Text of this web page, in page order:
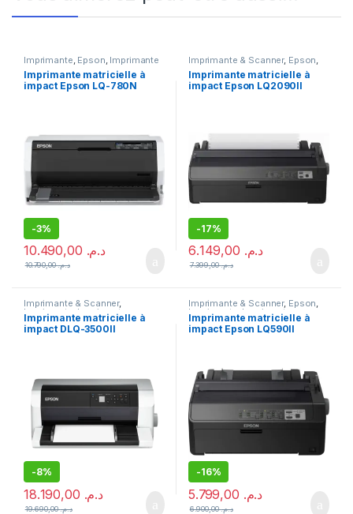
Imprimante Epson Imprimante
& Scanner Imprimante
matricielle,Meilleures ventes
Imprimante matricielle à
impact Epson LQ-780N
-3%
د.م.
د.م.10.790,00
Imprimante & Scanner, Epson
Imprimante Imprimante
matricielle
Imprimante matricielle à
impact Epson LQ2090II
-17%
د.م.
د.م.7.399,00
Imprimante & Scanner,
Imprimante, Imprimante
matricielle
Imprimante matricielle à
impact DLQ-3500II
-8%
د.م.
د.م.19.690,00
Imprimante & Scanner, Epson,
Imprimante, Imprimante
matricielle
Imprimante matricielle à
impact Epson LQ590II
-16%
د.م.
د.م.6.900,00